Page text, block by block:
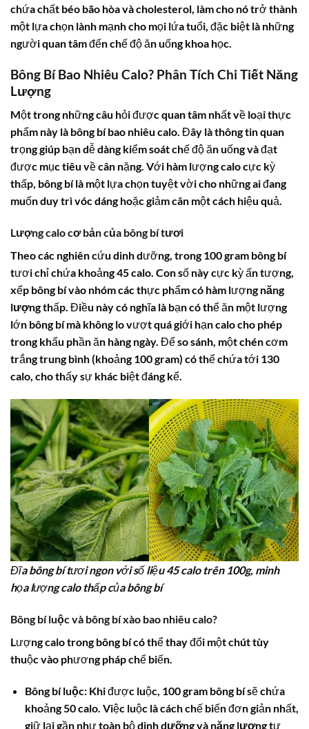
chứa chất béo bão hòa và cholesterol, làm cho nó trở thành
một lựa chọn lành mạnh cho mọi lứa tuổi, đặc biệt là những
người quan tâm đến chế độ ăn uống khoa học.
Bông Bí Bao Nhiêu Calo? Phân Tích Chi Tiết Năng
Lượng
Một trong những câu hỏi được quan tâm nhất về loại thực
phẩm này là bông bí bao nhiêu calo. Đây là thông tin quan
trọng giúp bạn dễ dàng kiểm soát chế độ ăn uống và đạt
được mục tiêu về cân nặng. Với hàm lượngcalocực kỳ
thấp, bông bílà một lựa chọn tuyệt vời cho những ai đang
muốn duy trì vóc dáng hoặc giảm cân một cách hiệu quả.
Lượng calo cơ bản của bông bí tươi
Theo các nghiên cứu dinh dưỡng, trong 100 gram bông bí
tươi chỉ chứa khoảng 45calo. Con số này cực kỳ ấn tượng,
xếp bông bívào nhóm các thực phẩm có hàm lượngnăng
lượngthấp. Điều này có nghĩa là bạn có thể ăn một lượng
lớn bông bímà không lo vượt quá giới hạncalocho phép
trong khẩu phần ăn hàng ngày. Để so sánh, một chén cơm
trắng trung bình (khoảng 100 gram) có thể chứa tới 130
calo, cho thấy sự khác biệt đáng kể.
Đĩa bông bí tươi ngon với số liệu 45 calo trên 100g, minh
họa lượng calo thấp của bông bí
Bông bí luộc và bông bí xào bao nhiêu calo?
Lượngcalotrongbông bícó thể thay đổi một chút tùy
thuộc vào phương pháp chế biến.
Bông bí luộc:Khi được luộc, 100 gram bông bísẽ chứa
khoảng 50calo. Việc luộc là cách chế biến đơn giản nhất,
giữ lại gần như toàn bộdinh dưỡngvà năng lượngtự